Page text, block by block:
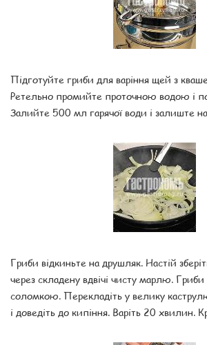
Підготуйте гриби для варіння щей з
Ретельно промийте проточною водою і
Залийте 500 мл гарячої води і залиште
Гриби відкиньте на друшляк. Настій
через складену вдвічі чисту марлю.
соломкою. Перекладіть у велику
і доведіть до кипіння. Варіть 20 хвилин.